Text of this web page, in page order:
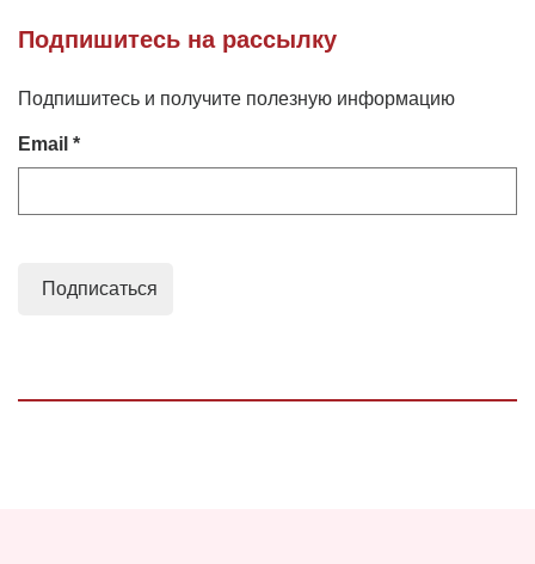
Подпишитесь на рассылку
Подпишитесь и получите полезную информацию
Email *